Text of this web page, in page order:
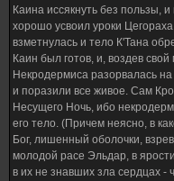
Каина иссякнуть без пользы,
хорошо усвоил уроки
взметнулась и тело К'Тана
Каин был готов, и, воздев
Некродермиса разорвалась на
и поразили все живое. Сам
Несущего Ночь, ибо
его тело. (Причем неясно, в
Бог, лишенный оболочки,
молодой расе Эльдар, в
в их не знавших зла сердцах -